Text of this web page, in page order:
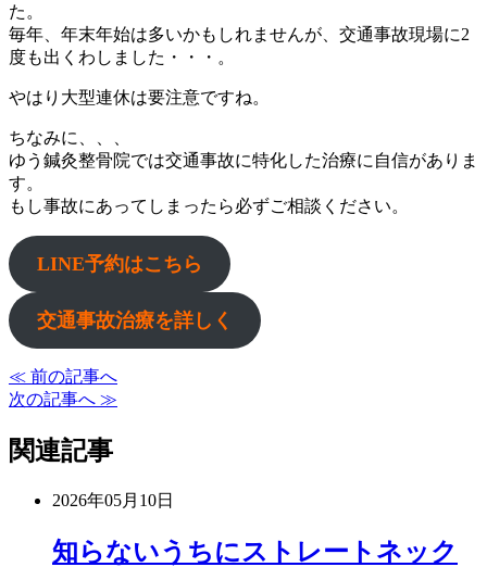
た。
毎年、年末年始は多いかもしれませんが、交通事故現場に2
度も出くわしました・・・。
やはり大型連休は要注意ですね。
ちなみに、、、
ゆう鍼灸整骨院では交通事故に特化した治療に自信がありま
す。
もし事故にあってしまったら必ずご相談ください。
LINE予約はこちら
交通事故治療を詳しく
≪ 前の記事へ
次の記事へ ≫
関連記事
2026年05月10日
知らないうちにストレートネック